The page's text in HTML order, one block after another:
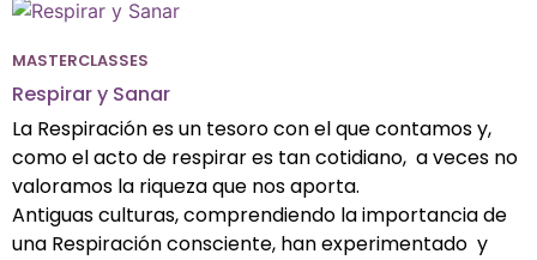
MASTERCLASSES
Respirar y Sanar
La Respiración es un tesoro con el que contamos y,
como el acto de respirar es tan cotidiano, a veces no
valoramos la riqueza que nos aporta.
Antiguas culturas, comprendiendo la importancia de
una Respiración consciente, han experimentado y